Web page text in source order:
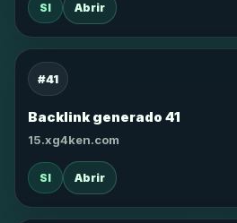
SI Abrir
#41
Backlink generado 41
15.xg4ken.com
SI Abrir